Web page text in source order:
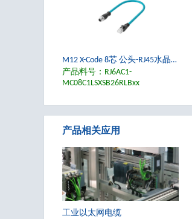
M12 X-Code 8芯 公头-RJ45水晶头 预铸 Cat 6A SFTP 4x2x26AWG 10Gbps PUR无卤电缆
产品料号：RJ6AC1-
MC08C1LSXSB26RLBxx
产品相关应用
工业以太网电缆